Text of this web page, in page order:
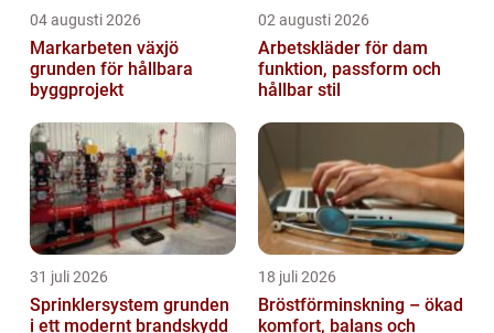
04 augusti 2026
Markarbeten växjö
grunden för hållbara
byggprojekt
02 augusti 2026
Arbetskläder för dam
funktion, passform och
hållbar stil
31 juli 2026
Sprinklersystem grunden
i ett modernt brandskydd
18 juli 2026
Bröstförminskning – ökad
komfort, balans och